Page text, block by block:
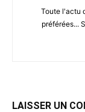
Toute l'actu
préférées...
LAISSER UN